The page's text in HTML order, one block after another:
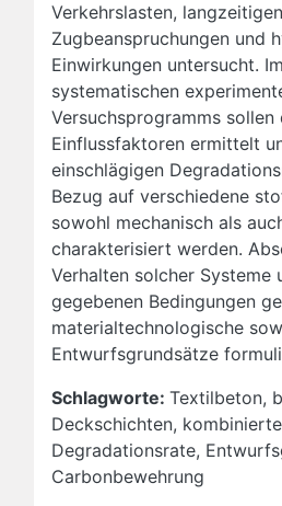
Verkehrslasten,
Zugbeanspruchungen und
Einwirkungen untersucht.
systematischen
Versuchsprogramms
Einflussfaktoren ermittelt
einschlägigen
Bezug auf verschiedene
sowohl mechanisch als
charakterisiert werden.
Verhalten solcher Systeme
gegebenen Bedingungen
materialtechnologische
Entwurfsgrundsätze
Schlagworte: Textilbeton,
Deckschichten,
Degradationsrate,
Carbonbewehrung